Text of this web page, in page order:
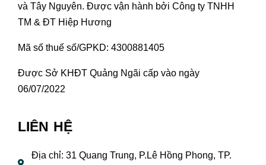
và Tây Nguyên. Được vận hành bởi Công ty TNHH
TM & ĐT Hiệp Hương
Mã số thuế số/GPKD: 4300881405
Được Sở KHĐT Quảng Ngãi cấp vào ngày
06/07/2022
LIÊN HỆ
Địa chỉ: 31 Quang Trung, P.Lê Hồng Phong, TP.